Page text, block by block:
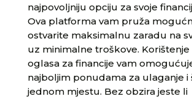
najpovoljniju opciju za svoje
Ova platforma vam pruža
ostvarite maksimalnu zaradu na
uz minimalne troškove. Korištenje
oglasa za financije vam
najboljim ponudama za ulaganje i
jednom mjestu. Bez obzira jeste li